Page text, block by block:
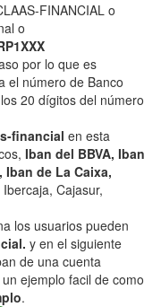
FINANCIAL o
o
por lo que es
el número de Banco
20 dígitos del número
financial en esta
Iban del BBVA, Iban
de La Caixa,
Ibercaja, Cajasur,
los usuarios pueden
y en el siguiente
de una cuenta
ejemplo facil de como
.